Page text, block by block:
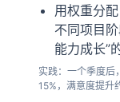
用权重分
不同项目
能力成长”
实践：一个季度后
15%，满意度提升